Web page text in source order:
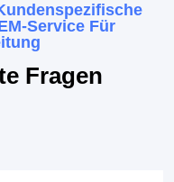
Service Für
Fragen